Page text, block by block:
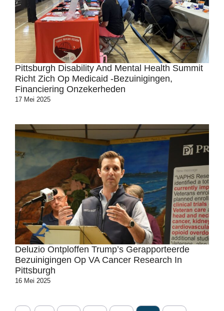
Pittsburgh Disability And Mental Health Summit
Richt Zich Op Medicaid -bezuinigingen,
Financiering Onzekerheden
17 Mei 2025
Deluzio Ontploffen Trump’s Gerapporteerde
Bezuinigingen Op VA Cancer Research In
Pittsburgh
16 Mei 2025